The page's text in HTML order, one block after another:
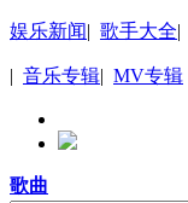
娱乐新闻| 歌手大全|
| 音乐专辑| MV专辑
歌曲